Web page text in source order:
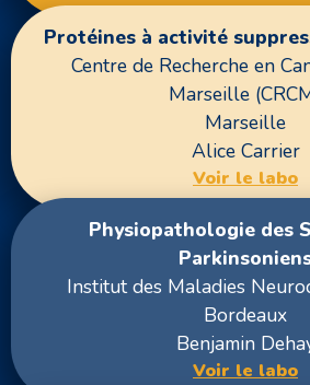
Protéines à activité
Centre de Recherche en
Marseille
Marseille
Alice Carrier
Voir le labo
Physiopathologie des
Institut des Maladies
Bordeaux
Benjamin
Voir le labo